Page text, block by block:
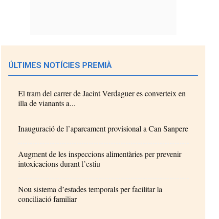
ÚLTIMES NOTÍCIES PREMIÀ
El tram del carrer de Jacint Verdaguer es converteix en
illa de vianants a...
Inauguració de l’aparcament provisional a Can Sanpere
Augment de les inspeccions alimentàries per prevenir
intoxicacions durant l’estiu
Nou sistema d’estades temporals per facilitar la
conciliació familiar